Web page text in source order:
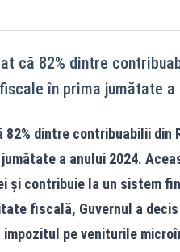
că 82% dintre
în prima jumătate a
dintre contribuabilii din
a anului 2024.
și contribuie la un sistem
fiscală, Guvernul a
pe veniturile